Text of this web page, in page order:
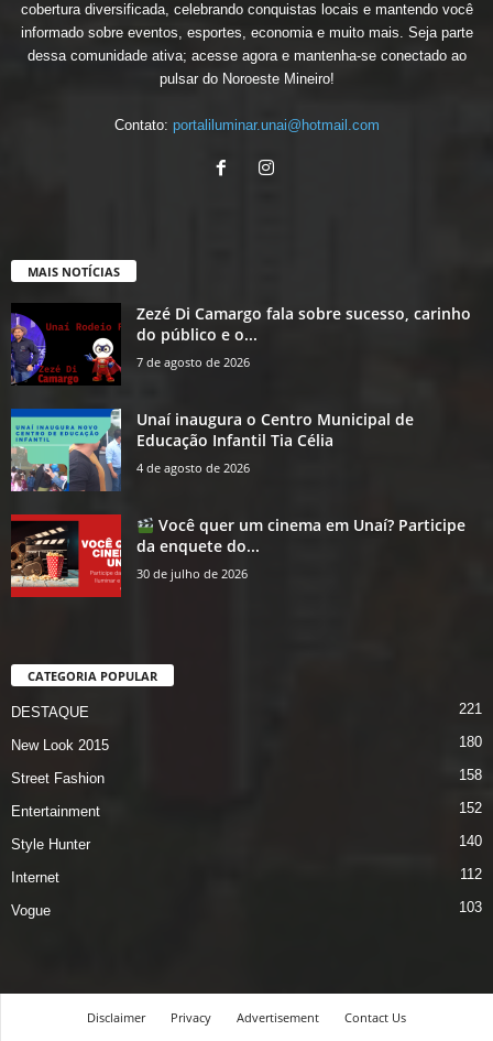
cobertura diversificada, celebrando conquistas locais e mantendo você
informado sobre eventos, esportes, economia e muito mais. Seja parte
dessa comunidade ativa; acesse agora e mantenha-se conectado ao
pulsar do Noroeste Mineiro!
Contato: portaliluminar.unai@hotmail.com
MAIS NOTÍCIAS
Zezé Di Camargo fala sobre sucesso, carinho
do público e o...
7 de agosto de 2026
Unaí inaugura o Centro Municipal de
Educação Infantil Tia Célia
4 de agosto de 2026
Você quer um cinema em Unaí? Participe
da enquete do...
30 de julho de 2026
CATEGORIA POPULAR
DESTAQUE 221
New Look 2015 180
Street Fashion 158
Entertainment 152
Style Hunter 140
Internet 112
Vogue 103
Disclaimer Privacy Advertisement Contact Us